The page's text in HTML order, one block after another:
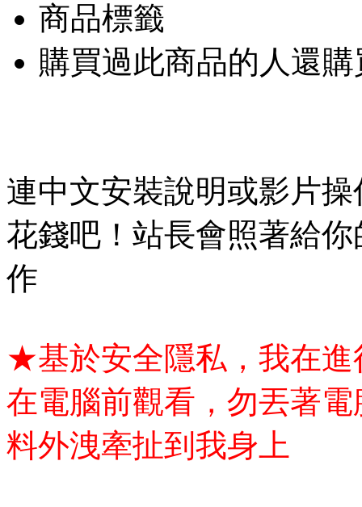
商品標籤
購買過此商品的人還購
連中文安裝說明或影片
花錢吧！站長會照著給
作
★基於安全隱私，我在進
在電腦前觀看，勿丟著
料外洩牽扯到我身上